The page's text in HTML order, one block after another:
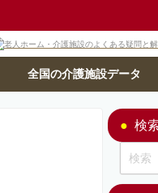
全国の介護施設データ
検